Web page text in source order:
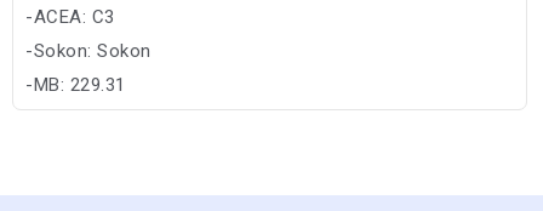
-ACEA: C3
-Sokon: Sokon
-MB: 229.31